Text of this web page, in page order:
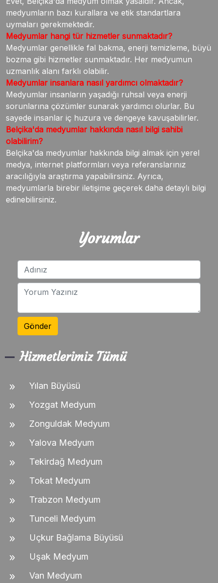
medyumların bazı kurallara ve etik standartlara
uymaları gerekmektedir.
Medyumlar hangi tür hizmetler sunmaktadır?
Medyumlar genellikle fal bakma, enerji temizleme, büyü
bozma gibi hizmetler sunmaktadır. Her medyumun
uzmanlık alanı farklı olabilir.
Medyumlar insanlara nasıl yardımcı olmaktadır?
Medyumlar insanların yaşadığı ruhsal veya enerji
sorunlarına çözümler sunarak yardımcı olurlar. Bu
sayede insanlar iç huzura ve dengeye kavuşabilirler.
Belçika'da medyumlar hakkında nasıl bilgi sahibi
olabilirim?
Belçika'da medyumlar hakkında bilgi almak için yerel
medya, internet platformları veya referanslarınız
aracılığıyla araştırma yapabilirsiniz. Ayrıca,
medyumlarla birebir iletişime geçerek daha detaylı bilgi
edinebilirsiniz.
Yorumlar
Gönder
Hizmetlerimiz Tümü
Yılan Büyüsü
Yozgat Medyum
Zonguldak Medyum
Yalova Medyum
Tekirdağ Medyum
Tokat Medyum
Trabzon Medyum
Tunceli Medyum
Uçkur Bağlama Büyüsü
Uşak Medyum
Van Medyum